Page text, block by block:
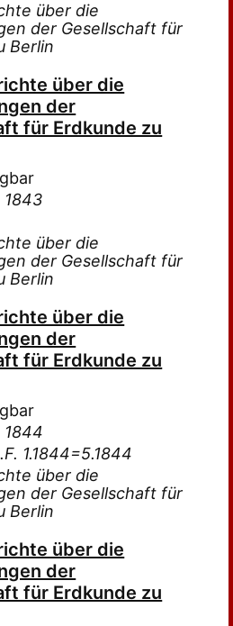
über die
der Gesellschaft für
Berlin
über die
der
für Erdkunde zu
1843
über die
der Gesellschaft für
Berlin
über die
der
für Erdkunde zu
1844
1.1844=5.1844
über die
der Gesellschaft für
Berlin
über die
der
für Erdkunde zu